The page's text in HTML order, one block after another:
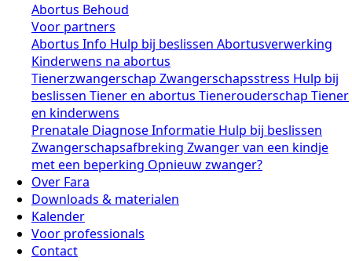
Abortus Behoud
Voor partners
Abortus Info Hulp bij beslissen Abortusverwerking
Kinderwens na abortus
Tienerzwangerschap Zwangerschapsstress Hulp bij
beslissen Tiener en abortus Tienerouderschap Tiener
en kinderwens
Prenatale DiagnoseInformatie Hulp bij beslissen
Zwangerschapsafbreking Zwanger van een kindje
met een beperking Opnieuw zwanger?
Over Fara
Downloads & materialen
Kalender
Voor professionals
Contact